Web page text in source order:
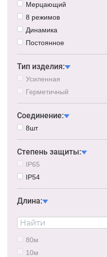
Мерцающий
8 режимов
Динамика
Постоянное
Тип изделия:
Усиленная
Герметичный
Соединение:
8шт
Степень защиты:
IP65
IP54
Длина:
80м
10м